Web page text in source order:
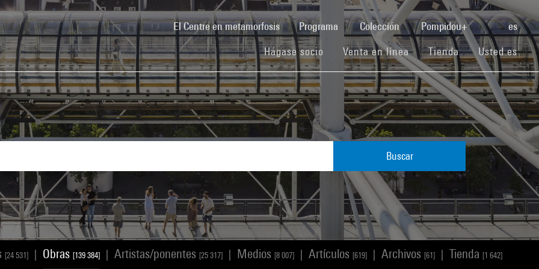
El Centre en metamorfosis(current)Programa Colección Pompidou+ es
Hágase socio (current)
Venta en línea(current)
Tienda(current)Usted es
Buscar
[24 531] Obras [139 384] Artistas/ponentes [25 317] Medios [8 007] Artículos [619] Archivos [61] Tienda [1 642]